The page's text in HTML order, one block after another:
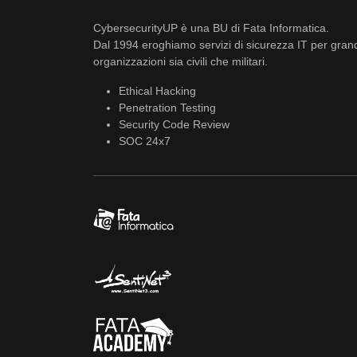
CybersecurityUP è una BU di Fata Informatica.
Dal 1994 eroghiamo servizi di sicurezza IT per
organizzazioni sia civili che militari.
Ethical Hacking
Penetration Testing
Security Code Review
SOC 24x7